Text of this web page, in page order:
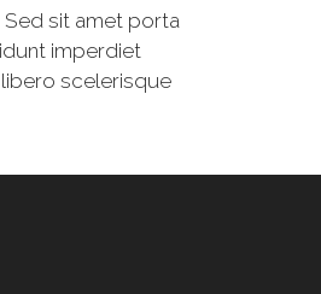
Sed sit amet porta
imperdiet
scelerisque